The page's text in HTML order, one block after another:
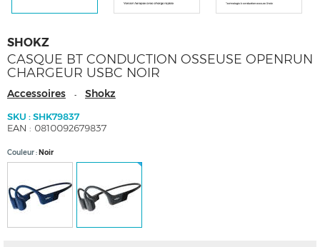
SHOKZ
CASQUE BT CONDUCTION OSSEUSE OPENRUN
CHARGEUR USBC NOIR
Accessoires - Shokz
SKU : SHK79837
EAN : 0810092679837
Couleur Noir